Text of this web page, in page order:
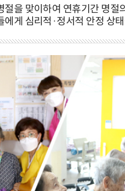
절을 맞이하여 연휴기간 명
에게 심리적·정서적 안정 상